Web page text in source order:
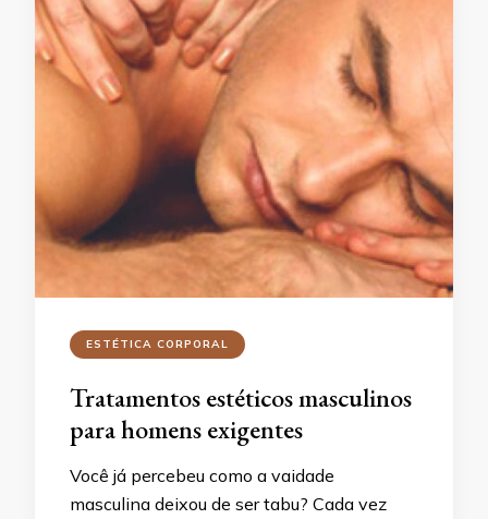
ESTÉTICA CORPORAL
Tratamentos estéticos masculinos
para homens exigentes
Você já percebeu como a vaidade
masculina deixou de ser tabu? Cada vez